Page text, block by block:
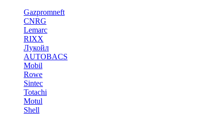
Gazpromneft
CNRG
Lemarc
RIXX
Лукойл
AUTOBACS
Mobil
Rowe
Sintec
Totachi
Motul
Shell